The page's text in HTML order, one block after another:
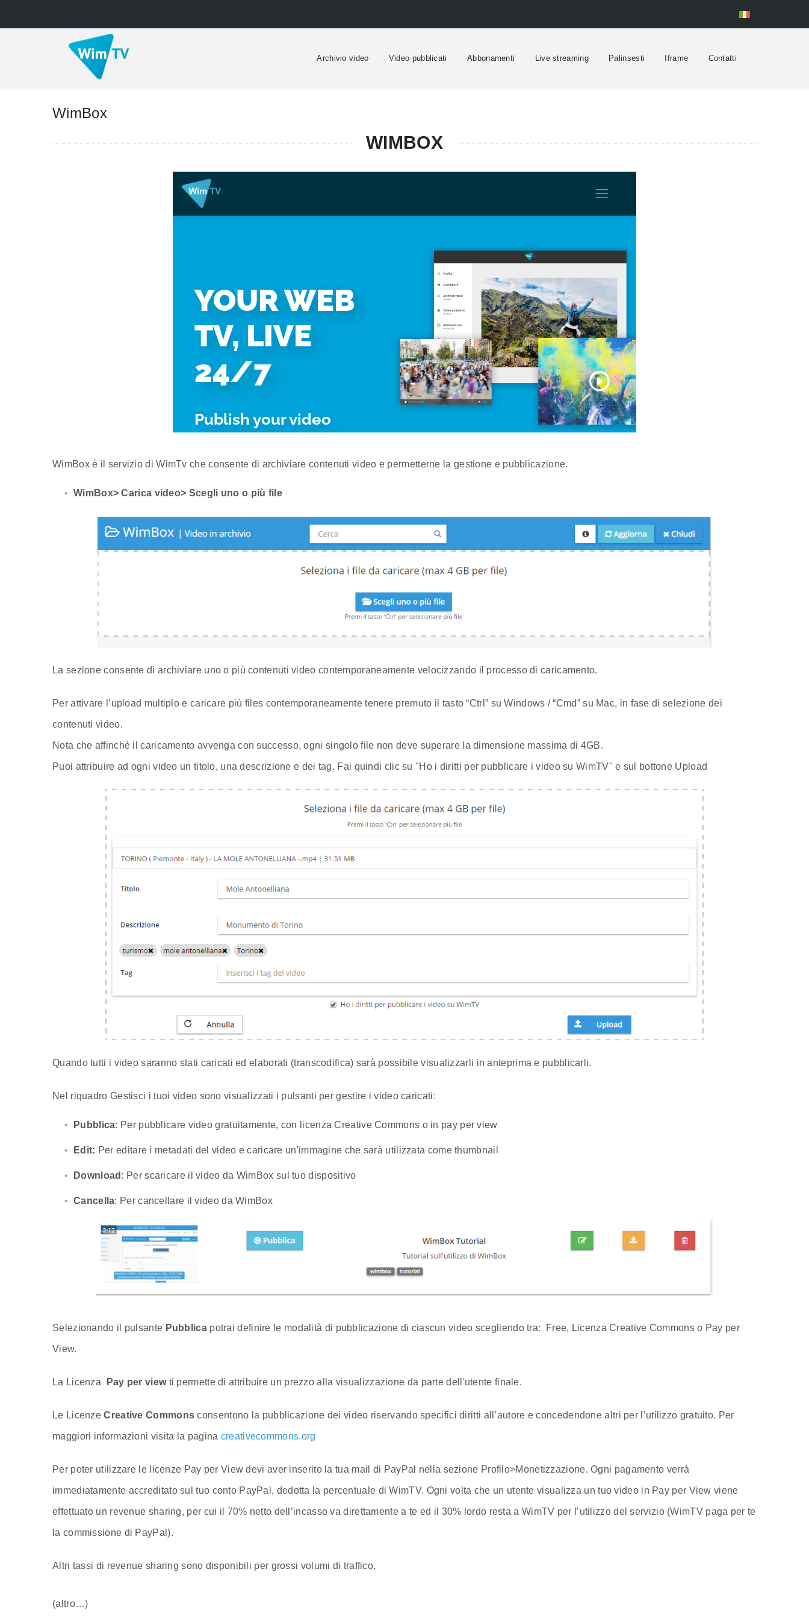
Archivio video Video pubblicati Abbonamenti Live streaming Palinsesti Iframe Contatti
WimBox
WIMBOX
WimBox è il servizio di WimTv che consente di archiviare contenuti video e permetterne la gestione e pubblicazione.
WimBox> Carica video> Scegli uno o più file
La sezione consente di archiviare uno o più contenuti video contemporaneamente velocizzando il processo di caricamento.
Per attivare l’upload multiplo e caricare più files contemporaneamente tenere premuto il tasto “Ctrl” su Windows / “Cmd” su Mac, in fase di selezione dei
contenuti video.
Nota che affinchè il caricamento avvenga con successo, ogni singolo file non deve superare la dimensione massima di 4GB.
Puoi attribuire ad ogni video un titolo, una descrizione e dei tag. Fai quindi clic su "Ho i diritti per pubblicare i video su WimTV" e sul bottone Upload
Quando tutti i video saranno stati caricati ed elaborati (transcodifica) sarà possibile visualizzarli in anteprima e pubblicarli.
Nel riquadro Gestisci i tuoi video sono visualizzati i pulsanti per gestire i video caricati:
Pubblica: Per pubblicare video gratuitamente, con licenza Creative Commons o in pay per view
Edit: Per editare i metadati del video e caricare un'immagine che sarà utilizzata come thumbnail
Download : Per scaricare il video da WimBox sul tuo dispositivo
Cancella: Per cancellare il video da WimBox
Selezionando il pulsante Pubblicapotrai definire le modalità di pubblicazione di ciascun video scegliendo tra: Free, Licenza Creative Commons o Pay per
View.
La Licenza Pay per viewti permette di attribuire un prezzo alla visualizzazione da parte dell'utente finale.
Le LicenzeCreative Commons consentono la pubblicazione dei video riservando specifici diritti all’autore e concedendone altri per l’utilizzo gratuito. Per
maggiori informazioni visita la pagina creativecommons.org
Per poter utilizzare le licenze Pay per View devi aver inserito la tua mail di PayPal nella sezione Profilo>Monetizzazione. Ogni pagamento verrà
immediatamente accreditato sul tuo conto PayPal, dedotta la percentuale di WimTV. Ogni volta che un utente visualizza un tuo video in Pay per View viene
effettuato un revenue sharing, per cui il 70% netto dell’incasso va direttamente a te ed il 30% lordo resta a WimTV per l’utilizzo del servizio (WimTV paga per te
la commissione di PayPal).
Altri tassi di revenue sharing sono disponibili per grossi volumi di traffico.
(altro…)